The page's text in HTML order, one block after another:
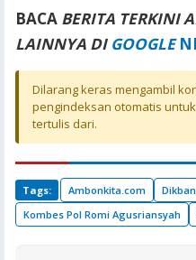
BACA BERITA TERKINI
LAINNYA DI GOOGLE
Dilarang keras mengambil
pengindeksan otomatis
tertulis dari.
Tags: Ambonkita.com
Kombes Pol Romi Agusriansyah